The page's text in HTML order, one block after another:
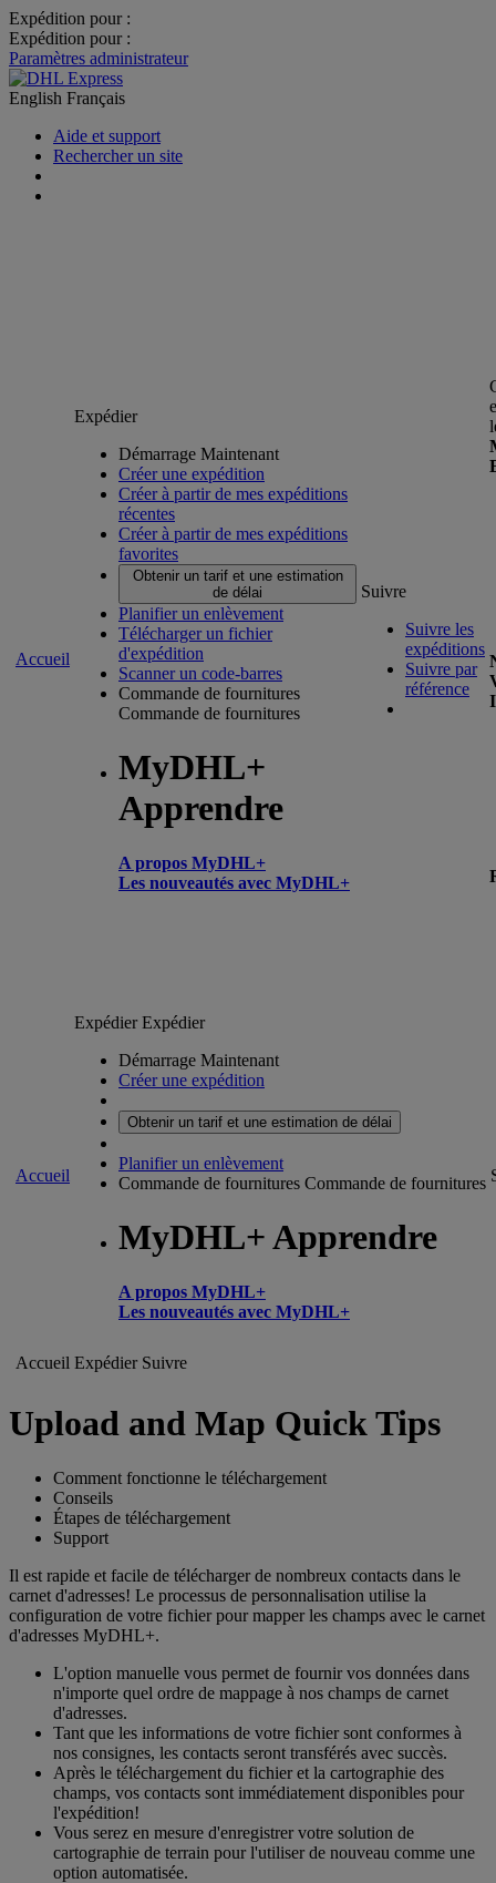
Expédition pour :
Expédition pour :
Paramètres administrateur
English Français
Aide et support
Rechercher un site
Accueil
Expédier
Démarrage Maintenant
Créer une expédition
Créer à partir de mes expéditions
récentes
Créer à partir de mes expéditions
favorites
Obtenir un tarif et une estimation
de délai
Planifier un enlèvement
Télécharger un fichier
d'expédition
Scanner un code-barres
Commande de fournitures
Commande de fournitures
MyDHL+
Apprendre
A propos MyDHL+
Les nouveautés avec MyDHL+
Suivre
Suivre les
expéditions
Suivre par
référence
Accueil
ExpédierExpédier
Démarrage Maintenant
Créer une expédition
Obtenir un tarif et une estimation de délai
Planifier un enlèvement
Commande de fournitures Commande de fournitures
MyDHL+ Apprendre
A propos MyDHL+
Les nouveautés avec MyDHL+
Accueil Expédier Suivre
Upload and Map Quick Tips
Comment fonctionne le téléchargement
Conseils
Étapes de téléchargement
Support
Il est rapide et facile de télécharger de nombreux contacts dans le
carnet d'adresses! Le processus de personnalisation utilise la
configuration de votre fichier pour mapper les champs avec le carnet
d'adresses MyDHL+.
L'option manuelle vous permet de fournir vos données dans
n'importe quel ordre de mappage à nos champs de carnet
d'adresses.
Tant que les informations de votre fichier sont conformes à
nos consignes, les contacts seront transférés avec succès.
Après le téléchargement du fichier et la cartographie des
champs, vos contacts sont immédiatement disponibles pour
l'expédition!
Vous serez en mesure d'enregistrer votre solution de
cartographie de terrain pour l'utiliser de nouveau comme une
option automatisée.